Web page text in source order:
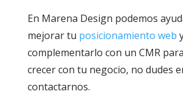
En Marena Design podemos
mejorar tu posicionamiento web
complementarlo con un CMR
crecer con tu negocio, no dudes
contactarnos.